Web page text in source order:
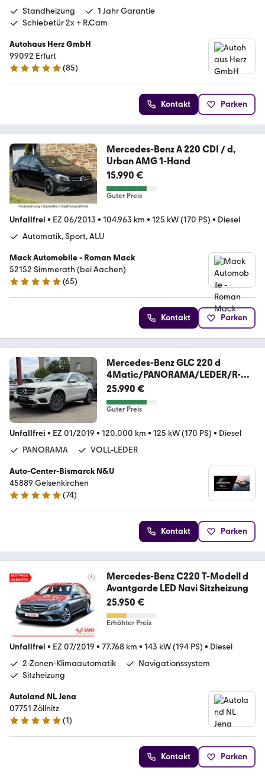
Standheizung
1 Jahr Garantie
Schiebetür 2x + R.Cam
Autohaus Herz GmbH
99092 Erfurt
4.8 Sterne
(85)
Kontakt Parken
Mercedes-Benz A 220 CDI / d,
Urban AMG 1-Hand
15.990 €
Guter Preis
Unfallfrei • EZ 06/2013 • 104.963 km • 125 kW (170 PS) • Diesel
Automatik, Sport, ALU
Mack Automobile - Roman Mack
52152 Simmerath (bei Aachen)
4.8 Sterne
(65)
Kontakt Parken
Mercedes-Benz GLC 220 d
4Matic/PANORAMA/LEDER/R-
KAMERA/NIGHT
25.990 €
Guter Preis
Unfallfrei • EZ 01/2019 • 120.000 km • 125 kW (170 PS) • Diesel
PANORAMA
VOLL-LEDER
Auto-Center-Bismarck N&U
45889 Gelsenkirchen
5 Sterne
(74)
Kontakt Parken
Mercedes-Benz C220 T-Modell d
Avantgarde LED Navi Sitzheizung
25.950 €
Erhöhter Preis
Unfallfrei • EZ 07/2019 • 77.768 km • 143 kW (194 PS) • Diesel
2-Zonen-Klimaautomatik
Navigationssystem
Sitzheizung
Autoland NL Jena
07751 Zöllnitz
5 Sterne
(1)
Kontakt Parken